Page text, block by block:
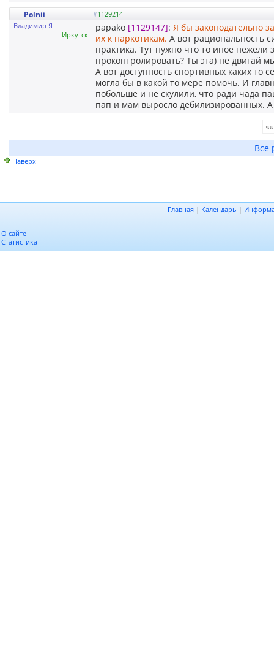
Polnii #1129214
Владимир Я
Иркутск
papako [1129147]: Я бы законодательно
их к наркотикам. А вот рациональность
практика. Тут нужно что то иное нежели
проконтролировать? Ты эта) не двигай
А вот доступность спортивных каких то
могла бы в какой то мере помочь. И
побольше и не скулили, что ради чада
пап и мам выросло дебилизированных.
««
Все
Наверх
Главная | Календарь |
О сайте
Статистика